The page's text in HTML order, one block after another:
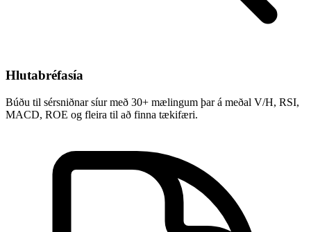
Hlutabréfasía
Búðu til sérsniðnar síur með 30+ mælingum þar á meðal V/H, RSI,
MACD, ROE og fleira til að finna tækifæri.